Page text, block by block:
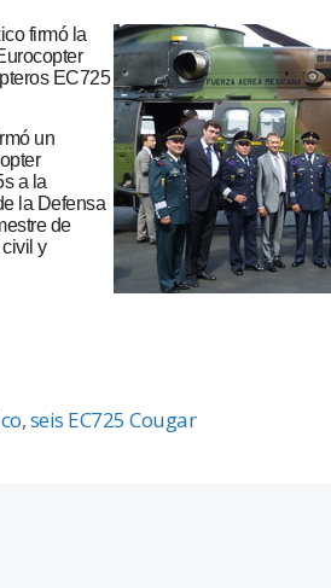
firmó la
EC725
un
a la
la Defensa
de
y
,seis EC725 Cougar